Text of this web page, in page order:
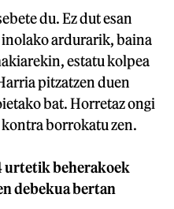
du. Ez dut esan
ardurarik, baina
estatu kolpea
pitzatzen duen
bat. Horretaz ongi
kontra borrokatu zen.
urtetik beherakoek
debekua bertan